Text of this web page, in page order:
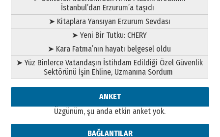
İstanbul’dan Erzurum’a taşıdı
➤ Kitaplara Yansıyan Erzurum Sevdası
➤ Yeni Bir Tutku: CHERY
➤ Kara Fatma’nın hayatı belgesel oldu
➤ Yüz Binlerce Vatandaşın İstihdam Edildiği Özel Güvenlik
Sektörünü İşin Ehline, Uzmanına Sordum
ANKET
Üzgünüm, şu anda etkin anket yok.
BAĞLANTILAR